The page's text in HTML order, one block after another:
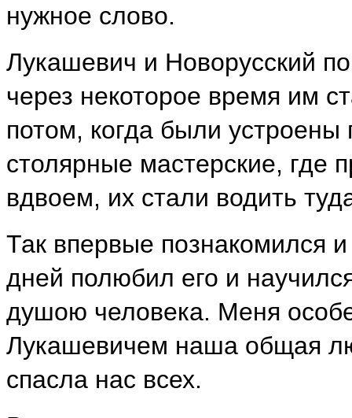
нужное слово.
Лукашевич и Новорусский
через некоторое время им
потом, когда были
столярные мастерские, где
вдвоем, их стали водить
Так впервые познакомился
дней полюбил его и
душою человека. Меня
Лукашевичем наша общая
спасла нас всех.